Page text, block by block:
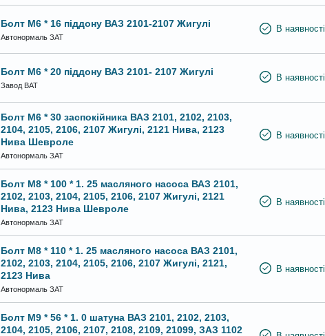
Болт М6 * 16 піддону ВАЗ 2101-2107 Жигулі
Автонормаль ЗАТ
В наявності
Болт М6 * 20 піддону ВАЗ 2101- 2107 Жигулі
Завод ВАТ
В наявності
Болт М6 * 30 заспокійника ВАЗ 2101, 2102, 2103,
2104, 2105, 2106, 2107 Жигулі, 2121 Нива, 2123
Нива Шевроле
Автонормаль ЗАТ
В наявності
Болт М8 * 100 * 1. 25 масляного насоса ВАЗ 2101,
2102, 2103, 2104, 2105, 2106, 2107 Жигулі, 2121
Нива, 2123 Нива Шевроле
Автонормаль ЗАТ
В наявності
Болт М8 * 110 * 1. 25 масляного насоса ВАЗ 2101,
2102, 2103, 2104, 2105, 2106, 2107 Жигулі, 2121,
2123 Нива
Автонормаль ЗАТ
В наявності
Болт М9 * 56 * 1. 0 шатуна ВАЗ 2101, 2102, 2103,
2104, 2105, 2106, 2107, 2108, 2109, 21099, ЗАЗ 1102